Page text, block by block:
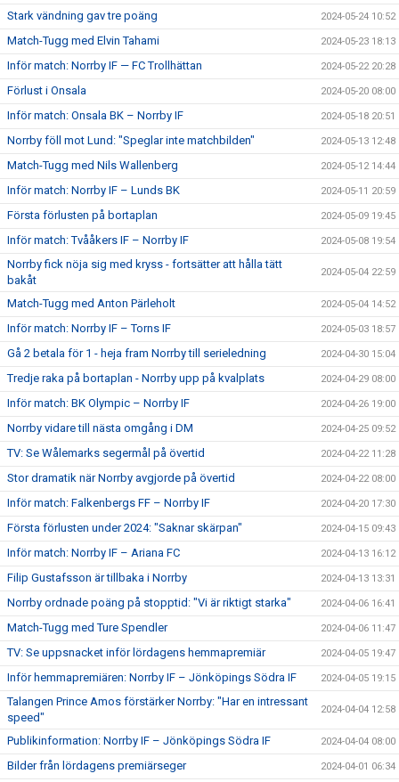
Stark vändning gav tre poäng 2024-05-24 10:52
Match-Tugg med Elvin Tahami 2024-05-23 18:13
Inför match: Norrby IF — FC Trollhättan 2024-05-22 20:28
Förlust i Onsala 2024-05-20 08:00
Inför match: Onsala BK – Norrby IF 2024-05-18 20:51
Norrby föll mot Lund: "Speglar inte matchbilden" 2024-05-13 12:48
Match-Tugg med Nils Wallenberg 2024-05-12 14:44
Inför match: Norrby IF – Lunds BK 2024-05-11 20:59
Första förlusten på bortaplan 2024-05-09 19:45
Inför match: Tvååkers IF – Norrby IF 2024-05-08 19:54
Norrby fick nöja sig med kryss - fortsätter att hålla tätt
bakåt
2024-05-04 22:59
Match-Tugg med Anton Pärleholt 2024-05-04 14:52
Inför match: Norrby IF – Torns IF 2024-05-03 18:57
Gå 2 betala för 1 - heja fram Norrby till serieledning 2024-04-30 15:04
Tredje raka på bortaplan - Norrby upp på kvalplats 2024-04-29 08:00
Inför match: BK Olympic – Norrby IF 2024-04-26 19:00
Norrby vidare till nästa omgång i DM 2024-04-25 09:52
TV: Se Wålemarks segermål på övertid 2024-04-22 11:28
Stor dramatik när Norrby avgjorde på övertid 2024-04-22 08:00
Inför match: Falkenbergs FF – Norrby IF 2024-04-20 17:30
Första förlusten under 2024: "Saknar skärpan" 2024-04-15 09:43
Inför match: Norrby IF – Ariana FC 2024-04-13 16:12
Filip Gustafsson är tillbaka i Norrby 2024-04-13 13:31
Norrby ordnade poäng på stopptid: "Vi är riktigt starka" 2024-04-06 16:41
Match-Tugg med Ture Spendler 2024-04-06 11:47
TV: Se uppsnacket inför lördagens hemmapremiär 2024-04-05 19:47
Inför hemmapremiären: Norrby IF – Jönköpings Södra IF 2024-04-05 19:15
Talangen Prince Amos förstärker Norrby: "Har en intressant
speed"
2024-04-04 12:58
Publikinformation: Norrby IF – Jönköpings Södra IF 2024-04-04 08:00
Bilder från lördagens premiärseger 2024-04-01 06:34